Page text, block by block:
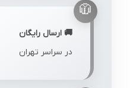
🚚 ارسال رایگان
در سراسر تهران